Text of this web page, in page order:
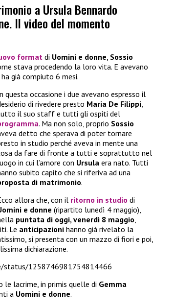
a Ursula Bennardo
Il video del momento
formatdi Uomini e donne, Sossio
stava procedendo la loro vita. E avevano
già compiuto 6 mesi.
questa occasione i due avevano espresso il
di rivedere presto Maria De Filippi,
il suo staff e tutti gli ospiti del
. Ma non solo, proprio Sossio
detto che sperava di poter tornare
in studio perché aveva in mente una
da fare di fronte a tutti e soprattutto nel
in cui l’amore con Ursula era nato. Tutti
subito capito che si riferiva ad una
di matrimonio.
allora che, con il ritorno in studio di
e donne (ripartito lunedì 4 maggio),
puntata di oggi, venerdì 8 maggio,
Le anticipazioni hanno già rivelato la
si presenta con un mazzo di fiori e poi,
dichiarazione.
1258746981754814466
lacrime, in primis quelle di Gemma
a Uomini e donne.